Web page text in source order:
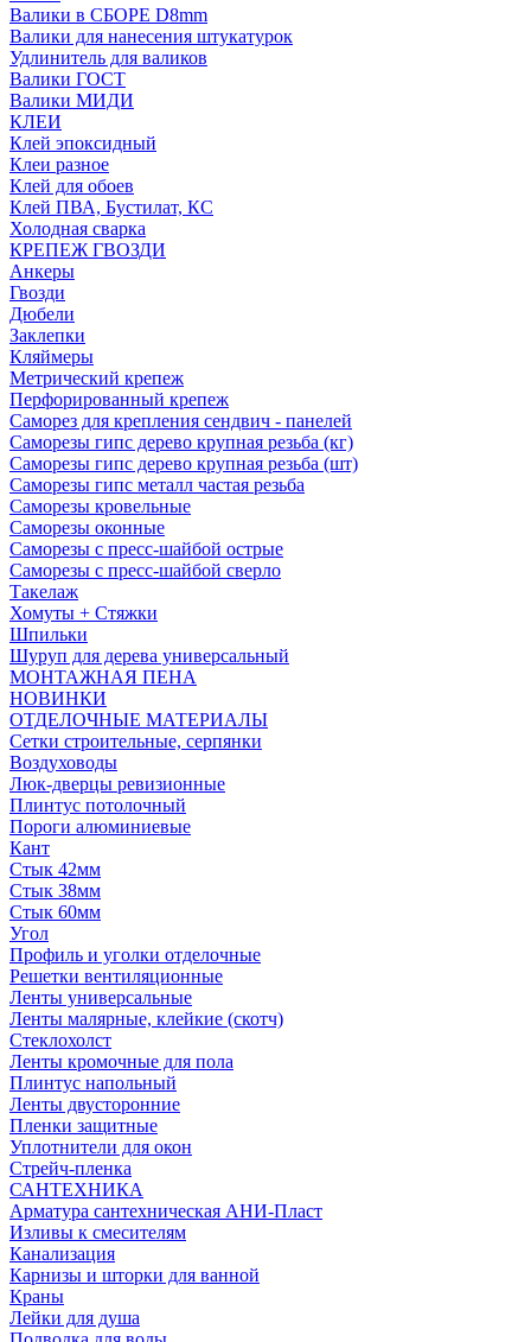
Валики в СБОРЕ D8mm
Валики для нанесения штукатурок
Удлинитель для валиков
Валики ГОСТ
Валики МИДИ
КЛЕИ
Клей эпоксидный
Клеи разное
Клей для обоев
Клей ПВА, Бустилат, КС
Холодная сварка
КРЕПЕЖ ГВОЗДИ
Анкеры
Гвозди
Дюбели
Заклепки
Кляймеры
Метрический крепеж
Перфорированный крепеж
Саморез для крепления сендвич - панелей
Саморезы гипс дерево крупная резьба (кг)
Саморезы гипс дерево крупная резьба (шт)
Саморезы гипс металл частая резьба
Саморезы кровельные
Саморезы оконные
Саморезы с пресс-шайбой острые
Саморезы с пресс-шайбой сверло
Такелаж
Хомуты + Стяжки
Шпильки
Шуруп для дерева универсальный
МОНТАЖНАЯ ПЕНА
НОВИНКИ
ОТДЕЛОЧНЫЕ МАТЕРИАЛЫ
Сетки строительные, серпянки
Воздуховоды
Люк-дверцы ревизионные
Плинтус потолочный
Пороги алюминиевые
Кант
Стык 42мм
Стык 38мм
Стык 60мм
Угол
Профиль и уголки отделочные
Решетки вентиляционные
Ленты универсальные
Ленты малярные, клейкие (скотч)
Стеклохолст
Ленты кромочные для пола
Плинтус напольный
Ленты двусторонние
Пленки защитные
Уплотнители для окон
Стрейч-пленка
САНТЕХНИКА
Арматура сантехническая АНИ-Пласт
Изливы к смесителям
Канализация
Карнизы и шторки для ванной
Краны
Лейки для душа